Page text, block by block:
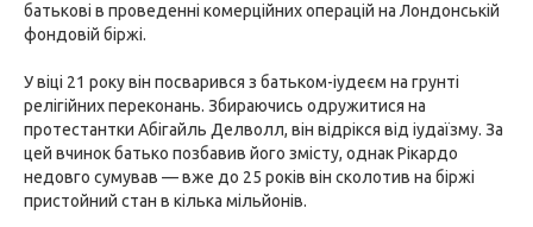
батькові в проведенні комерційних операцій на Лондонській
фондовій біржі.
У віці 21 року він посварився з батьком-іудеєм на грунті
релігійних переконань. Збираючись одружитися на
протестантки Абігайль Делволл, він відрікся від іудаїзму. За
цей вчинок батько позбавив його змісту, однак Рікардо
недовго сумував — вже до 25 років він сколотив на біржі
пристойний стан в кілька мільйонів.